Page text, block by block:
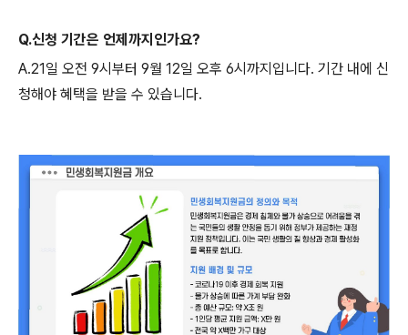
Q.신청 기간은 언제까지인가요?
A.21일 오전 9시부터 9월 12일 오후 6시까지입니다. 기간 내에 신
청해야 혜택을 받을 수 있습니다.